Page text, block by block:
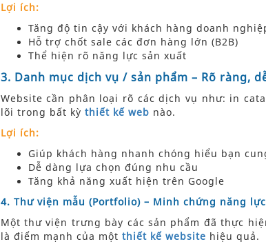
Lợi ích:
Tăng độ tin cậy với khách hàng doanh
Hỗ trợ chốt sale các đơn hàng lớn (B2B)
Thể hiện rõ năng lực sản xuất
3. Danh mục dịch vụ / sản phẩm – Rõ ràng,
Website cần phân loại rõ các dịch vụ như: in
lõi trong bất kỳ thiết kế web nào.
Lợi ích:
Giúp khách hàng nhanh chóng hiểu bạn
Dễ dàng lựa chọn đúng nhu cầu
Tăng khả năng xuất hiện trên Google
4. Thư viện mẫu (Portfolio) – Minh chứng năng lực
Một thư viện trưng bày các sản phẩm đã thực
là điểm mạnh của một thiết kế website hiệu quả.